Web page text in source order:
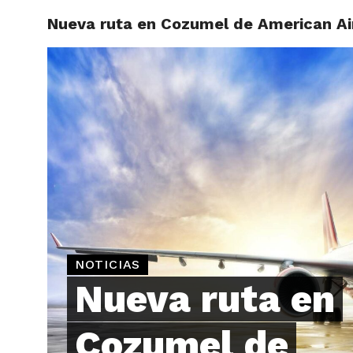
Nueva ruta en Cozumel de American
NOTICIAS
Nueva ruta en